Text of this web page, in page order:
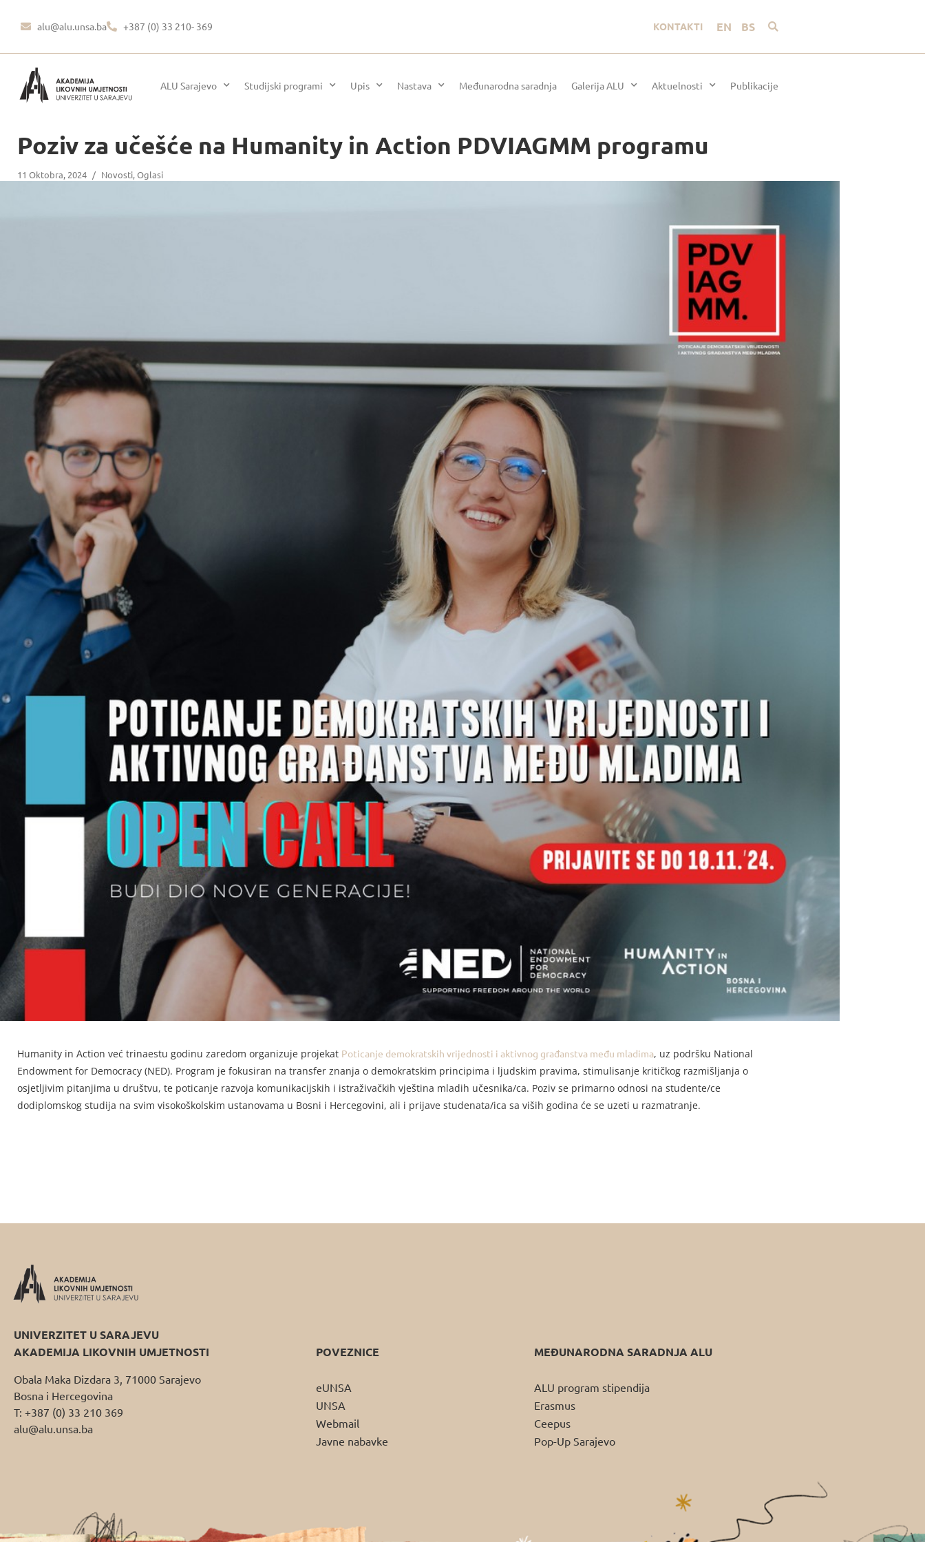
alu@alu.unsa.ba +387 (0) 33 210- 369 KONTAKTI EN BS
ALU Sarajevo Studijski programi Upis Nastava Međunarodna saradnja Galerija ALU Aktuelnosti Publikacije
Poziv za učešće na Humanity in Action PDVIAGMM programu
11 Oktobra, 2024 / Novosti,Oglasi
Humanity in Action već trinaestu godinu zaredom organizuje projekat Poticanje demokratskih vrijednosti i aktivnog građanstva među mladima, uz podršku National
Endowment for Democracy (NED). Program je fokusiran na transfer znanja o demokratskim principima i ljudskim pravima, stimulisanje kritičkog razmišljanja o
osjetljivim pitanjima u društvu, te poticanje razvoja komunikacijskih i istraživačkih vještina mladih učesnika/ca. Poziv se primarno odnosi na studente/ce
dodiplomskog studija na svim visokoškolskim ustanovama u Bosni i Hercegovini, ali i prijave studenata/ica sa viših godina će se uzeti u razmatranje.
UNIVERZITET U SARAJEVU
AKADEMIJA LIKOVNIH UMJETNOSTI
Obala Maka Dizdara 3, 71000 Sarajevo
Bosna i Hercegovina
T: +387 (0) 33 210 369
alu@alu.unsa.ba
POVEZNICE
eUNSA
UNSA
Webmail
Javne nabavke
MEĐUNARODNA SARADNJA ALU
ALU program stipendija
Erasmus
Ceepus
Pop-Up Sarajevo